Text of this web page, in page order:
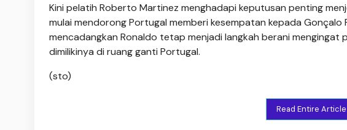
Kini pelatih Roberto Martinez menghadapi keputusan penting
mulai mendorong Portugal memberi kesempatan kepada Gonçalo
mencadangkan Ronaldo tetap menjadi langkah berani mengingat
dimilikinya di ruang ganti Portugal.
(sto)
Read Entire Article